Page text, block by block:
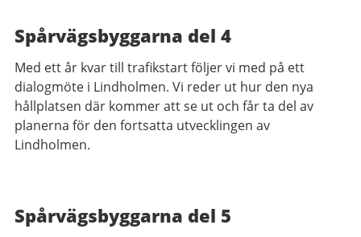
Spårvägsbyggarna del 4
Med ett år kvar till trafikstart följer vi med på ett
dialogmöte i Lindholmen. Vi reder ut hur den nya
hållplatsen där kommer att se ut och får ta del av
planerna för den fortsatta utvecklingen av
Lindholmen.
Spårvägsbyggarna del 5